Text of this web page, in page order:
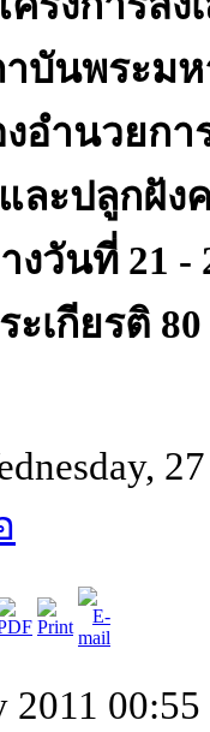
บันพระม
งอำนวยก
ละปลูกฝัง
งวันที่ 21
เกียรติ
2011 00:55